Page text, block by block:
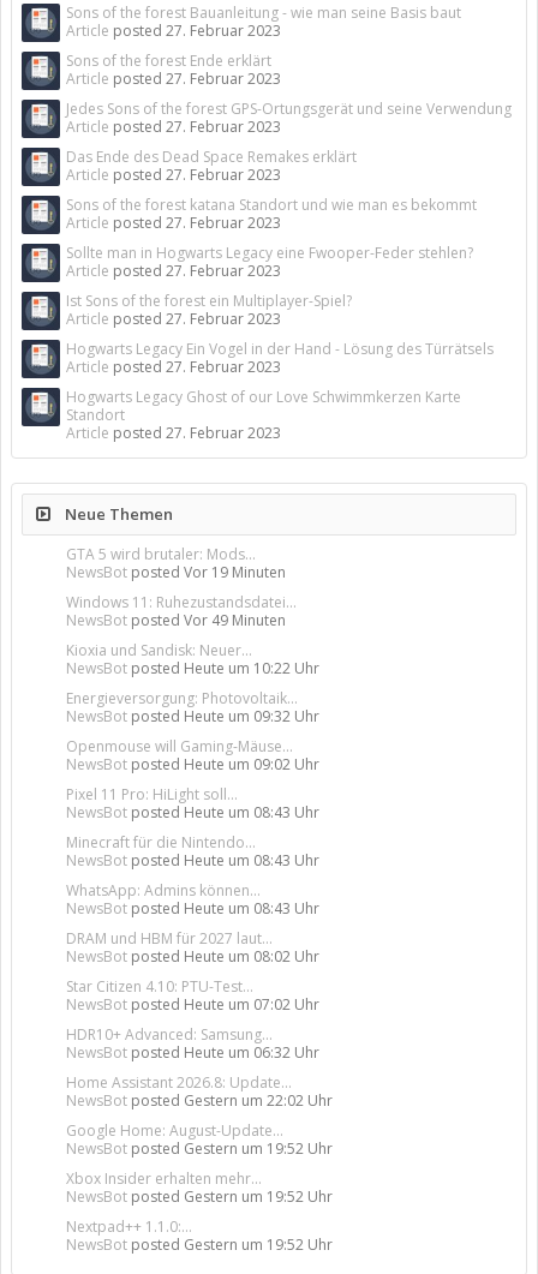
Sons of the forest Bauanleitung - wie man seine Basis baut
Article posted 27. Februar 2023
Sons of the forest Ende erklärt
Article posted 27. Februar 2023
Jedes Sons of the forest GPS-Ortungsgerät und seine Verwendung
Article posted 27. Februar 2023
Das Ende des Dead Space Remakes erklärt
Article posted 27. Februar 2023
Sons of the forest katana Standort und wie man es bekommt
Article posted 27. Februar 2023
Sollte man in Hogwarts Legacy eine Fwooper-Feder stehlen?
Article posted 27. Februar 2023
Ist Sons of the forest ein Multiplayer-Spiel?
Article posted 27. Februar 2023
Hogwarts Legacy Ein Vogel in der Hand - Lösung des Türrätsels
Article posted 27. Februar 2023
Hogwarts Legacy Ghost of our Love Schwimmkerzen Karte
Standort
Article posted 27. Februar 2023
Neue Themen
GTA 5 wird brutaler: Mods...
NewsBot posted Vor 19 Minuten
Windows 11: Ruhezustandsdatei...
NewsBot posted Vor 49 Minuten
Kioxia und Sandisk: Neuer...
NewsBot posted Heute um 10:22 Uhr
Energieversorgung: Photovoltaik...
NewsBot posted Heute um 09:32 Uhr
Openmouse will Gaming-Mäuse...
NewsBot posted Heute um 09:02 Uhr
Pixel 11 Pro: HiLight soll...
NewsBot posted Heute um 08:43 Uhr
Minecraft für die Nintendo...
NewsBot posted Heute um 08:43 Uhr
WhatsApp: Admins können...
NewsBot posted Heute um 08:43 Uhr
DRAM und HBM für 2027 laut...
NewsBot posted Heute um 08:02 Uhr
Star Citizen 4.10: PTU-Test...
NewsBot posted Heute um 07:02 Uhr
HDR10+ Advanced: Samsung...
NewsBot posted Heute um 06:32 Uhr
Home Assistant 2026.8: Update...
NewsBot posted Gestern um 22:02 Uhr
Google Home: August-Update...
NewsBot posted Gestern um 19:52 Uhr
Xbox Insider erhalten mehr...
NewsBot posted Gestern um 19:52 Uhr
Nextpad++ 1.1.0:...
NewsBot posted Gestern um 19:52 Uhr